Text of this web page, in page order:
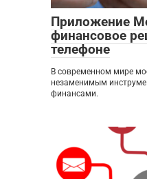
Приложение
финансовое
телефоне
В современном мире
незаменимым
финансами.